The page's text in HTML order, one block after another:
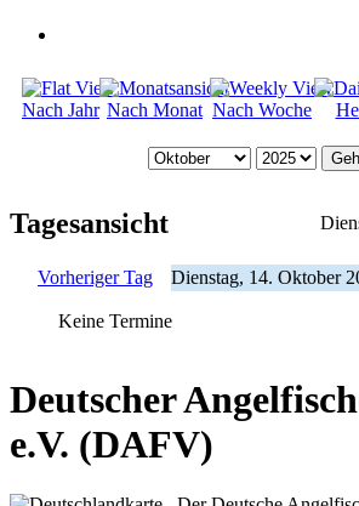
Nach Jahr Nach Monat Nach Woche
Tagesansicht
Vorheriger Tag Dienstag, 14. Oktober
Keine Termine
Deutscher
e.V. (DAFV)